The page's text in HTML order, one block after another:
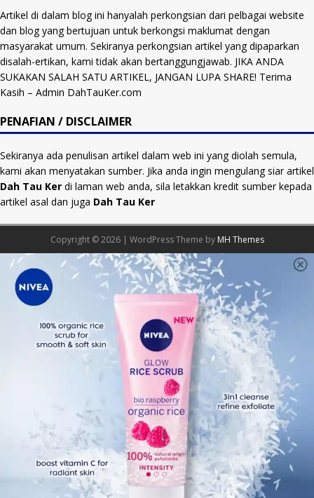
Artikel di dalam blog ini hanyalah perkongsian dari pelbagai website
dan blog yang bertujuan untuk berkongsi maklumat dengan
masyarakat umum. Sekiranya perkongsian artikel yang dipaparkan
disalah-ertikan, kami tidak akan bertanggungjawab. JIKA ANDA
SUKAKAN SALAH SATU ARTIKEL, JANGAN LUPA SHARE! Terima
Kasih – Admin DahTauKer.com
PENAFIAN / DISCLAIMER
Sekiranya ada penulisan artikel dalam web ini yang diolah semula,
kami akan menyatakan sumber. Jika anda ingin mengulang siar artikel
Dah Tau Ker di laman web anda, sila letakkan kredit sumber kepada
artikel asal dan juga Dah Tau Ker
Copyright © 2026 | WordPress Theme by MH Themes